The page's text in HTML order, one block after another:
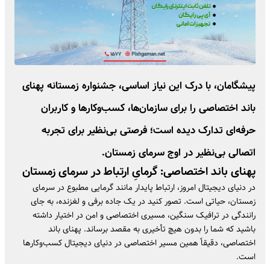
پیشگامان، با درک این نیاز اساسی، جشنواره زمستانه پهنای
باند اختصاصی را برای سازمان‌ها، کسب‌وکارها و کاربران
حرفه‌ای تدارک دیده است؛ فرصتی بی‌نظیر برای تجربه
اتصالی بی‌نظیر در اوج سرمای زمستان.
پهنای باند اختصاصی: گرمایِ ارتباط در سرمای زمستان
در دنیای دیجیتال امروز، ارتباط پایدار مانند گرمایی مطبوع در سرمای
زمستان، حیاتی است. تصور کنید در یک جاده برفی و لغزنده، به جای
رانندگی در ترافیک سنگین، مسیری اختصاصی و امن در اختیار داشته
باشید که شما را بدون هیچ تأخیری به مقصد برساند. پهنای باند
اختصاصی، دقیقاً همین مسیر اختصاصی در دنیای دیجیتال کسب‌وکارها
است.